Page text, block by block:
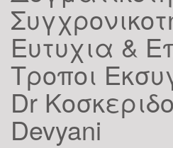
Ευτυχια &
Τροποι
Dr
Devyani